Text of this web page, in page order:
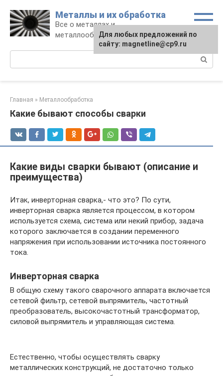
контенту
Металлы и их обработка
Все о металлах и
металлообработке
Главная » Металлообработка
Какие бывают способы сварки
Какие виды сварки бывают (описание и
преимущества)
Итак, инверторная сварка,- что это? По сути,
инверторная сварка является процессом, в котором
используется схема, система или некий прибор, задача
которого заключается в создании переменного
напряжения при использовании источника постоянного
тока.
Инверторная сварка
В общую схему такого сварочного аппарата включается
сетевой фильтр, сетевой выпрямитель, частотный
преобразователь, высокочастотный трансформатор,
силовой выпрямитель и управляющая система.
Естественно, чтобы осуществлять сварку
металлических конструкций, не достаточно только
Для любых предложений по
сайту: magnetline@cp9.ru